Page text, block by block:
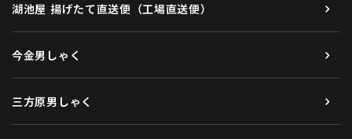
湖池屋 揚げたて直送便（工場直送便）
今金男しゃく
三方原男しゃく